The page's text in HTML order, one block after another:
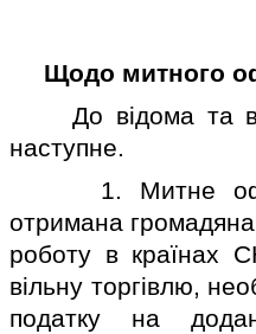
Щодо митного
До вiдома та
наступне.
1. Митне
отримана
роботу в країнах
вiльну торгiвлю,
податку на